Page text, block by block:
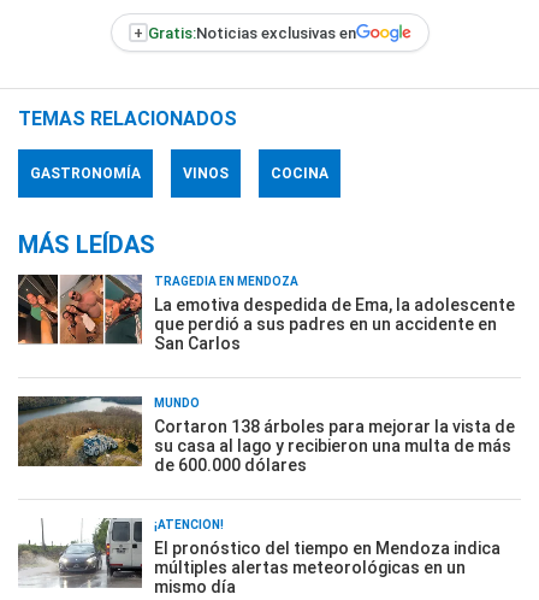
+ Gratis:Noticias exclusivas en
TEMAS RELACIONADOS
GASTRONOMÍA VINOS COCINA
MÁS LEÍDAS
TRAGEDIA EN MENDOZA
La emotiva despedida de Ema, la adolescente
que perdió a sus padres en un accidente en
San Carlos
MUNDO
Cortaron 138 árboles para mejorar la vista de
su casa al lago y recibieron una multa de más
de 600.000 dólares
¡ATENCIÓN!
El pronóstico del tiempo en Mendoza indica
múltiples alertas meteorológicas en un
mismo día